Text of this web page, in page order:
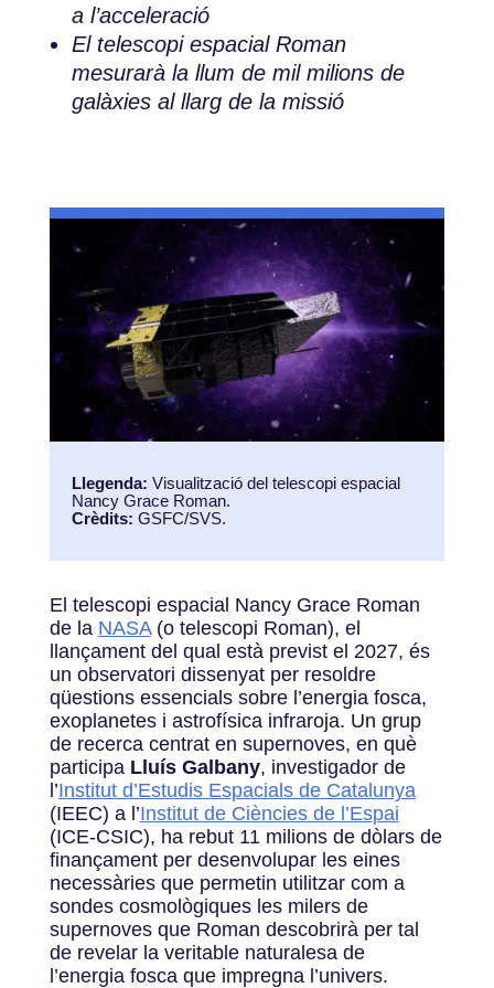
a l’acceleració
El telescopi espacial Roman
mesurarà la llum de mil milions de
galàxies al llarg de la missió
Llegenda: Visualització del telescopi espacial
Nancy Grace Roman.
Crèdits: GSFC/SVS.
El telescopi espacial Nancy Grace Roman
de la NASA(o telescopi Roman), el
llançament del qual està previst el 2027, és
un observatori dissenyat per resoldre
qüestions essencials sobre l’energia fosca,
exoplanetes i astrofísica infraroja. Un grup
de recerca centrat en supernoves, en què
participa Lluís Galbany, investigador de
l’Institut d’Estudis Espacials de Catalunya
(IEEC) a l’Institut de Ciències de l’Espai
(ICE-CSIC), ha rebut 11 milions de dòlars de
finançament per desenvolupar les eines
necessàries que permetin utilitzar com a
sondes cosmològiques les milers de
supernoves que Roman descobrirà per tal
de revelar la veritable naturalesa de
l’energia fosca que impregna l’univers.